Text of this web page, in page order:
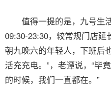
值得一提的是，九号生
09:30-23:30，较常规门店延
朝九晚六的年轻人，下班后
活充充电。”，老谭说，“毕
的时候，我们一直都在。”